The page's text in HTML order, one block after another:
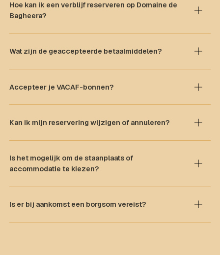
Hoe kan ik een verblijf reserveren op Domaine de
Bagheera?
Wat zijn de geaccepteerde betaalmiddelen?
Accepteer je VACAF-bonnen?
Kan ik mijn reservering wijzigen of annuleren?
Is het mogelijk om de staanplaats of
accommodatie te kiezen?
Is er bij aankomst een borgsom vereist?